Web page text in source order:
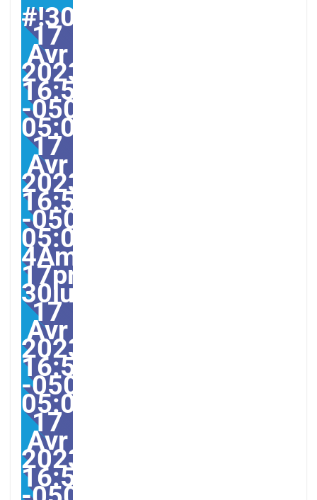
#!30lun,
17
Avr
2023
16:57:00
-0500-
05:000030#30lun,
17
Avr
2023
16:57:00
-0500-
05:00-
4America/
17pm30pm-
30lun,
17
Avr
2023
16:57:00
-0500-
05:004America/
17
Avr
2023
16:57:00